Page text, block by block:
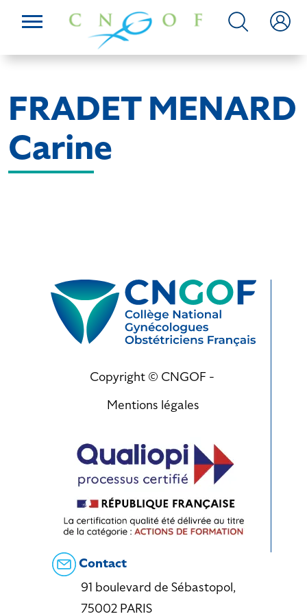
FRADET MENARD
Carine
Copyright © CNGOF -
Mentions légales
Contact
91 boulevard de Sébastopol,
75002 PARIS